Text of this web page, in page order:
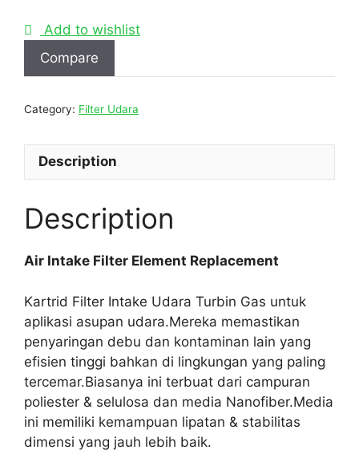
Add to wishlist
Compare
Category: Filter Udara
Description
Description
Air Intake Filter Element Replacement
Kartrid Filter Intake Udara Turbin Gas untuk
aplikasi asupan udara.Mereka memastikan
penyaringan debu dan kontaminan lain yang
efisien tinggi bahkan di lingkungan yang paling
tercemar.Biasanya ini terbuat dari campuran
poliester & selulosa dan media Nanofiber.Media
ini memiliki kemampuan lipatan & stabilitas
dimensi yang jauh lebih baik.